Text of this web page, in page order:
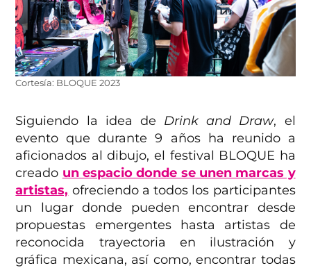
Cortesía: BLOQUE 2023
Siguiendo la idea de Drink and Draw, el
evento que durante 9 años ha reunido a
aficionados al dibujo, el festival BLOQUE ha
creado un espacio donde se unen marcas y
artistas, ofreciendo a todos los participantes
un lugar donde pueden encontrar desde
propuestas emergentes hasta artistas de
reconocida trayectoria en ilustración y
gráfica mexicana, así como, encontrar todas